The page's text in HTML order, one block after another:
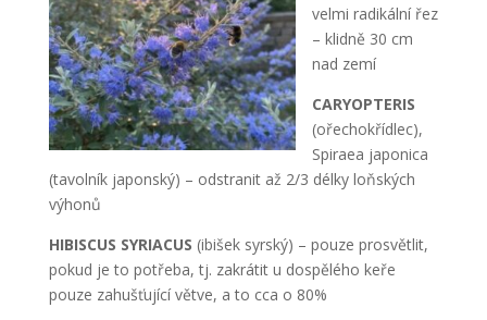
velmi radikální řez
– klidně 30 cm
nad zemí
CARYOPTERIS
(ořechokřídlec),
Spiraea japonica
(tavolník japonský) – odstranit až 2/3 délky loňských
výhonů
HIBISCUS SYRIACUS (ibišek syrský) – pouze prosvětlit,
pokud je to potřeba, tj. zakrátit u dospělého keře
pouze zahušťující větve, a to cca o 80%